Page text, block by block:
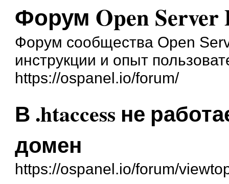
Форум Open Server
Форум сообщества Open
инструкции и опыт
https://ospanel.io/forum/
В .htaccess не
домен
https://ospanel.io/forum/